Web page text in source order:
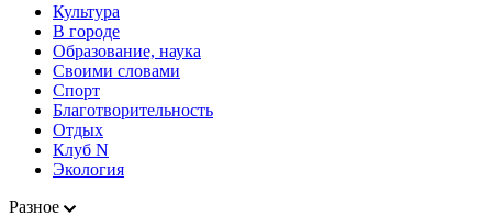
Культура
В городе
Образование, наука
Своими словами
Спорт
Благотворительность
Отдых
Клуб N
Экология
Разное